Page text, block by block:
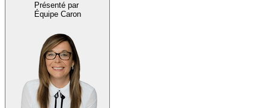
Présenté par
Équipe Caron